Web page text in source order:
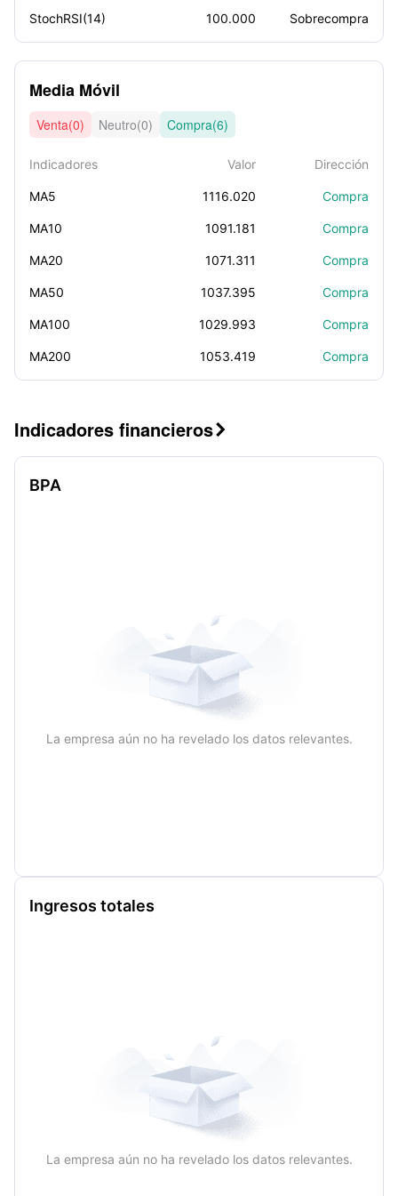
StochRSI(14) 100.000 Sobrecompra
Media Móvil
Venta(0) Neutro(0) Compra(6)
Indicadores Valor Dirección
MA5 1116.020 Compra
MA10 1091.181 Compra
MA20 1071.311 Compra
MA50 1037.395 Compra
MA100 1029.993 Compra
MA200 1053.419 Compra
Indicadores financieros
BPA
La empresa aún no ha revelado los datos relevantes.
Ingresos totales
La empresa aún no ha revelado los datos relevantes.